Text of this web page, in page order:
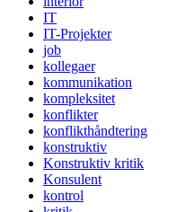
IT
IT-Projekter
job
kollegaer
kommunikation
kompleksitet
konflikter
konflikthåndtering
konstruktiv
Konstruktiv kritik
Konsulent
kontrol